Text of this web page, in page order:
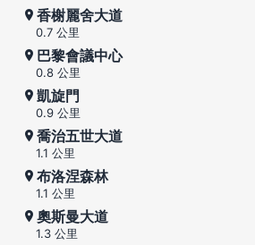
香榭麗舍大道
0.7 公里
巴黎會議中心
0.8 公里
凱旋門
0.9 公里
喬治五世大道
1.1 公里
布洛涅森林
1.1 公里
奧斯曼大道
1.3 公里